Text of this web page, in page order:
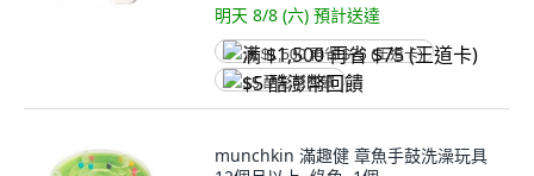
明天 8/8 (六) 預計送達
满 $1,500 再省 $75 (王道卡)
$5 酷澎幣回饋
munchkin 滿趣健 章魚手鼓洗澡玩具